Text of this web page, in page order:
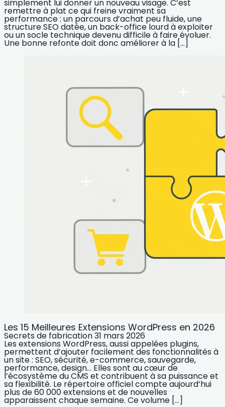
simplement lui donner un nouveau visage. C’est
remettre à plat ce qui freine vraiment sa
performance : un parcours d’achat peu fluide, une
structure SEO datée, un back-office lourd à exploiter
ou un socle technique devenu difficile à faire évoluer.
Une bonne refonte doit donc améliorer à la […]
Les 15 Meilleures Extensions WordPress en 2026
Secrets de fabrication31 mars 2026
Les extensions WordPress, aussi appelées plugins,
permettent d’ajouter facilement des fonctionnalités à
un site : SEO, sécurité, e-commerce, sauvegarde,
performance, design… Elles sont au cœur de
l’écosystème du CMS et contribuent à sa puissance et
sa flexibilité. Le répertoire officiel compte aujourd’hui
plus de 60 000 extensions et de nouvelles
apparaissent chaque semaine. Ce volume […]